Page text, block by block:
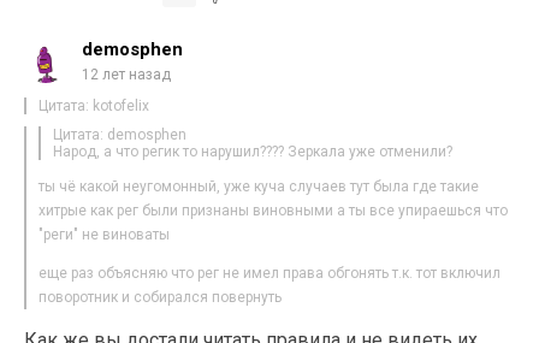
demosphen
12 лет назад
Цитата: kotofelix
Цитата: demosphen
Народ, а что регик то нарушил???? Зеркала уже отменили?
ты чё какой неугомонный, уже куча случаев тут была где такие
хитрые как рег были признаны виновными а ты все упираешься что
"реги" не виноваты
еще раз объясняю что рег не имел права обгонять т.к. тот включил
поворотник и собирался повернуть